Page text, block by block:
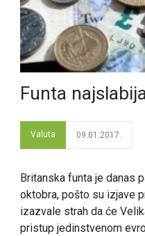
Funta
Valuta 09.01.2017.
Britanska funta je danas
oktobra, pošto su izjave
izazvale strah da će
pristup jedinstvenom